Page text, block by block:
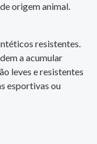
origem animal.
resistentes.
a acumular
leves e resistentes
esportivas ou